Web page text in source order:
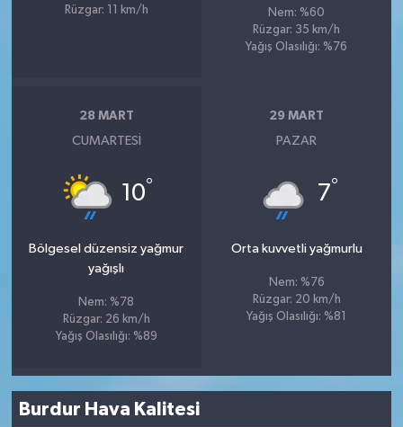
Rüzgar: 11 km/h
Nem: %60
Rüzgar: 35 km/h
Yağış Olasılığı: %76
28 MART
CUMARTESI
10°
Bölgesel düzensiz yağmur
yağışlı
Nem: %78
Rüzgar: 26 km/h
Yağış Olasılığı: %89
29 MART
PAZAR
7°
Orta kuvvetli yağmurlu
Nem: %76
Rüzgar: 20 km/h
Yağış Olasılığı: %81
Burdur Hava Kalitesi